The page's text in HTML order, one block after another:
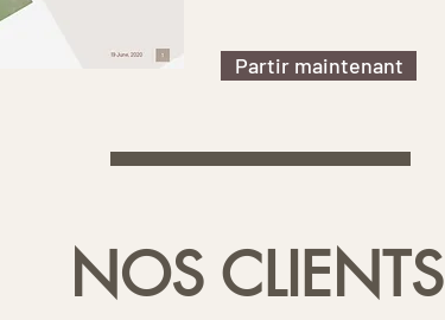
Partir maintenant
NOS CLIENTS